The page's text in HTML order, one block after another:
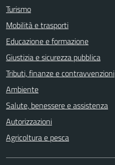
Turismo
Mobilità e trasporti
Educazione e formazione
Giustizia e sicurezza pubblica
Tributi, finanze e contravvenzioni
Ambiente
Salute, benessere e assistenza
Autorizzazioni
Agricoltura e pesca